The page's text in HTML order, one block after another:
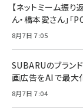
【ネットミーム振り
ん・橋本愛さん」「
8月7日 7:05
SUBARUのブラン
画広告をAIで最大
8月7日 7:04